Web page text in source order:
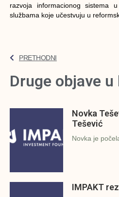
razvoja informacionog sistema
službama koje učestvuju u
PRETHODNI
Druge objave
Novka
Tešević
Novka je
IMPAKT